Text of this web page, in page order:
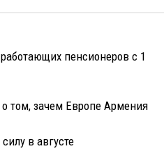
пенсионеров с 1
том, зачем Европе Армения
в августе